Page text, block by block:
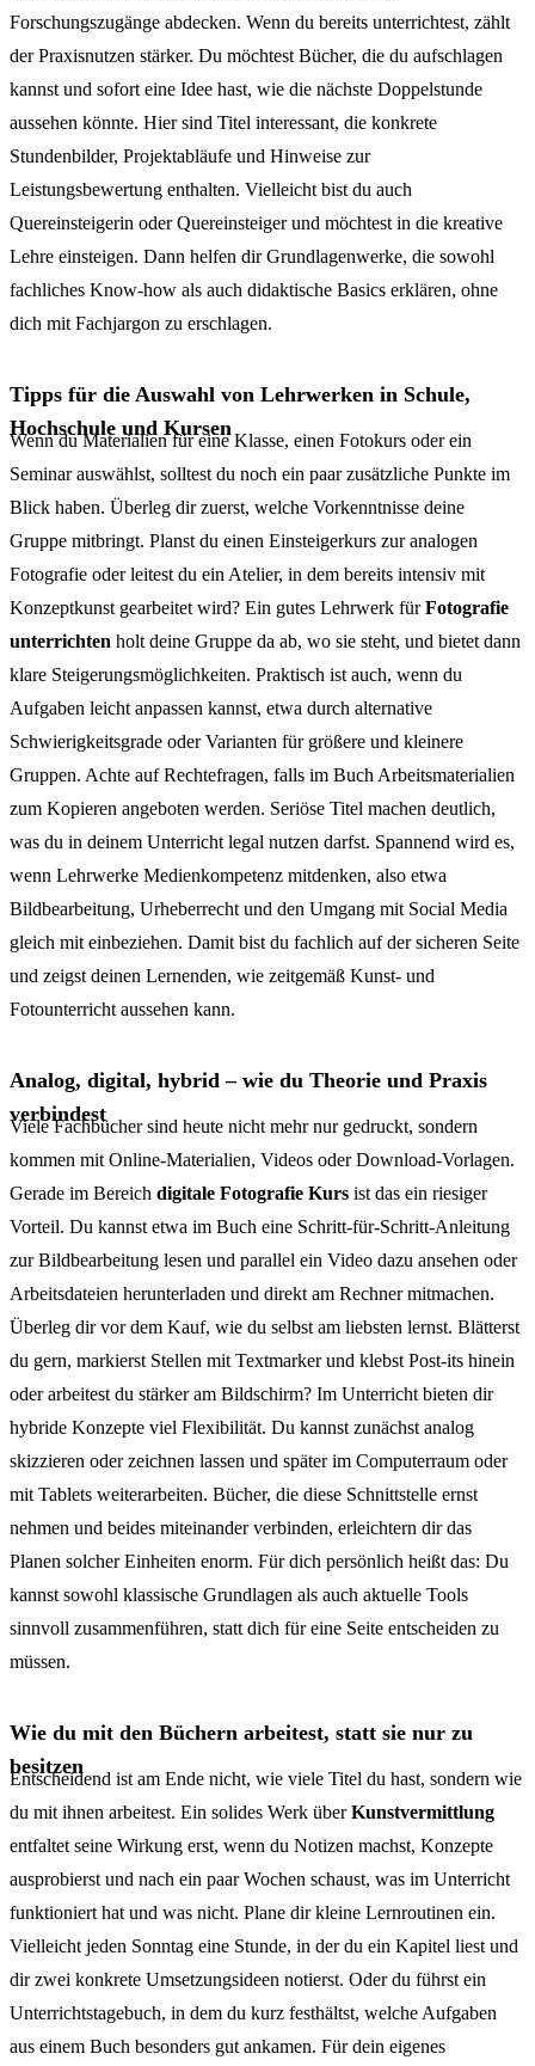
Forschungszugänge abdecken. Wenn du bereits unterrichtest, zählt
der Praxisnutzen stärker. Du möchtest Bücher, die du aufschlagen
kannst und sofort eine Idee hast, wie die nächste Doppelstunde
aussehen könnte. Hier sind Titel interessant, die konkrete
Stundenbilder, Projektabläufe und Hinweise zur
Leistungsbewertung enthalten. Vielleicht bist du auch
Quereinsteigerin oder Quereinsteiger und möchtest in die kreative
Lehre einsteigen. Dann helfen dir Grundlagenwerke, die sowohl
fachliches Know-how als auch didaktische Basics erklären, ohne
dich mit Fachjargon zu erschlagen.
Tipps für die Auswahl von Lehrwerken in Schule,
Hochschule und Kursen
Wenn du Materialien für eine Klasse, einen Fotokurs oder ein
Seminar auswählst, solltest du noch ein paar zusätzliche Punkte im
Blick haben. Überleg dir zuerst, welche Vorkenntnisse deine
Gruppe mitbringt. Planst du einen Einsteigerkurs zur analogen
Fotografie oder leitest du ein Atelier, in dem bereits intensiv mit
Konzeptkunst gearbeitet wird? Ein gutes Lehrwerk fürFotografie
unterrichten holt deine Gruppe da ab, wo sie steht, und bietet dann
klare Steigerungsmöglichkeiten. Praktisch ist auch, wenn du
Aufgaben leicht anpassen kannst, etwa durch alternative
Schwierigkeitsgrade oder Varianten für größere und kleinere
Gruppen. Achte auf Rechtefragen, falls im Buch Arbeitsmaterialien
zum Kopieren angeboten werden. Seriöse Titel machen deutlich,
was du in deinem Unterricht legal nutzen darfst. Spannend wird es,
wenn Lehrwerke Medienkompetenz mitdenken, also etwa
Bildbearbeitung, Urheberrecht und den Umgang mit Social Media
gleich mit einbeziehen. Damit bist du fachlich auf der sicheren Seite
und zeigst deinen Lernenden, wie zeitgemäß Kunst- und
Fotounterricht aussehen kann.
Analog, digital, hybrid – wie du Theorie und Praxis
verbindest
Viele Fachbücher sind heute nicht mehr nur gedruckt, sondern
kommen mit Online-Materialien, Videos oder Download-Vorlagen.
Gerade im Bereich digitale Fotografie Kurs ist das ein riesiger
Vorteil. Du kannst etwa im Buch eine Schritt-für-Schritt-Anleitung
zur Bildbearbeitung lesen und parallel ein Video dazu ansehen oder
Arbeitsdateien herunterladen und direkt am Rechner mitmachen.
Überleg dir vor dem Kauf, wie du selbst am liebsten lernst. Blätterst
du gern, markierst Stellen mit Textmarker und klebst Post-its hinein
oder arbeitest du stärker am Bildschirm? Im Unterricht bieten dir
hybride Konzepte viel Flexibilität. Du kannst zunächst analog
skizzieren oder zeichnen lassen und später im Computerraum oder
mit Tablets weiterarbeiten. Bücher, die diese Schnittstelle ernst
nehmen und beides miteinander verbinden, erleichtern dir das
Planen solcher Einheiten enorm. Für dich persönlich heißt das: Du
kannst sowohl klassische Grundlagen als auch aktuelle Tools
sinnvoll zusammenführen, statt dich für eine Seite entscheiden zu
müssen.
Wie du mit den Büchern arbeitest, statt sie nur zu
besitzen
Entscheidend ist am Ende nicht, wie viele Titel du hast, sondern wie
du mit ihnen arbeitest. Ein solides Werk überKunstvermittlung
entfaltet seine Wirkung erst, wenn du Notizen machst, Konzepte
ausprobierst und nach ein paar Wochen schaust, was im Unterricht
funktioniert hat und was nicht. Plane dir kleine Lernroutinen ein.
Vielleicht jeden Sonntag eine Stunde, in der du ein Kapitel liest und
dir zwei konkrete Umsetzungsideen notierst. Oder du führst ein
Unterrichtstagebuch, in dem du kurz festhältst, welche Aufgaben
aus einem Buch besonders gut ankamen. Für dein eigenes